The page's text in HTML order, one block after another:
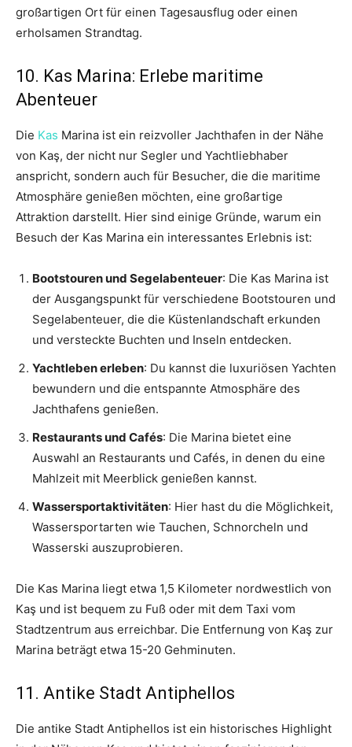
großartigen Ort für einen Tagesausflug oder einen
erholsamen Strandtag.
10. Kas Marina: Erlebe maritime
Abenteuer
Die Kas Marina ist ein reizvoller Jachthafen in der Nähe
von Kaş, der nicht nur Segler und Yachtliebhaber
anspricht, sondern auch für Besucher, die die maritime
Atmosphäre genießen möchten, eine großartige
Attraktion darstellt. Hier sind einige Gründe, warum ein
Besuch der Kas Marina ein interessantes Erlebnis ist:
Bootstouren und Segelabenteuer: Die Kas Marina ist
der Ausgangspunkt für verschiedene Bootstouren und
Segelabenteuer, die die Küstenlandschaft erkunden
und versteckte Buchten und Inseln entdecken.
Yachtleben erleben: Du kannst die luxuriösen Yachten
bewundern und die entspannte Atmosphäre des
Jachthafens genießen.
Restaurants und Cafés: Die Marina bietet eine
Auswahl an Restaurants und Cafés, in denen du eine
Mahlzeit mit Meerblick genießen kannst.
Wassersportaktivitäten: Hier hast du die Möglichkeit,
Wassersportarten wie Tauchen, Schnorcheln und
Wasserski auszuprobieren.
Die Kas Marina liegt etwa 1,5 Kilometer nordwestlich von
Kaş und ist bequem zu Fuß oder mit dem Taxi vom
Stadtzentrum aus erreichbar. Die Entfernung von Kaş zur
Marina beträgt etwa 15-20 Gehminuten.
11. Antike Stadt Antiphellos
Die antike Stadt Antiphellos ist ein historisches Highlight